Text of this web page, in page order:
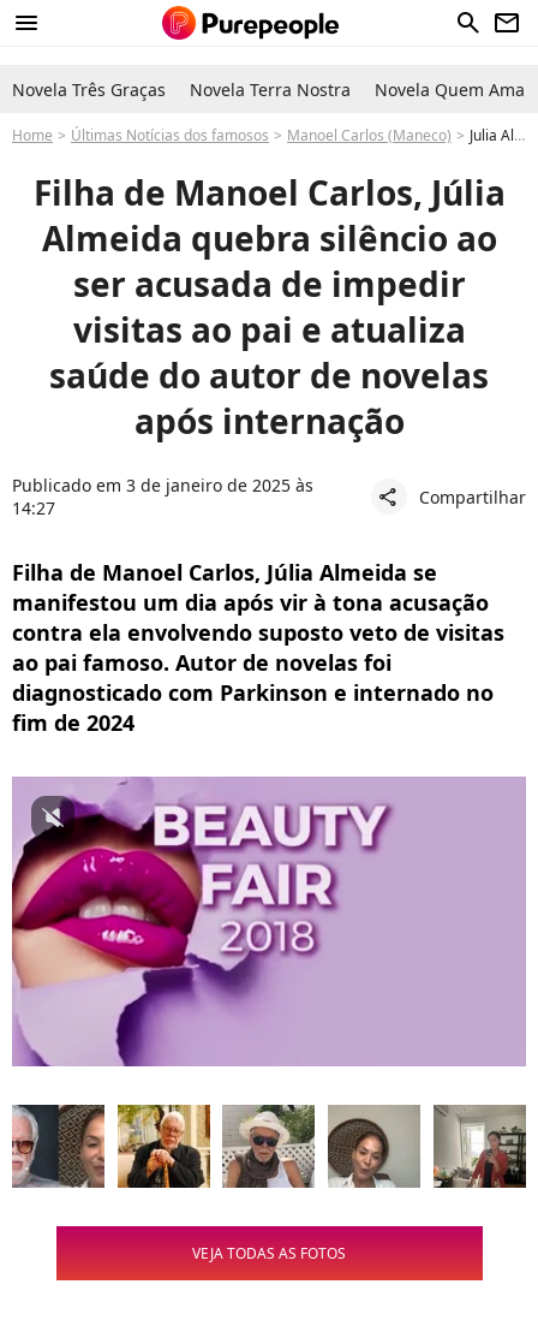
menu search newsletter
Novela Três Graças Novela Terra Nostra Novela Quem Ama
Home Últimas Notícias dos famosos Manoel Carlos (Maneco) Julia Almeida, filha famosa de Manoel Carlos, reage após rumor de impedir visitas ao pai: 'Ele pediu...'
Filha de Manoel Carlos, Júlia
Almeida quebra silêncio ao
ser acusada de impedir
visitas ao pai e atualiza
saúde do autor de novelas
após internação
Publicado em 3 de janeiro de 2025 às
14:27
share Compartilhar
Filha de Manoel Carlos, Júlia Almeida se
manifestou um dia após vir à tona acusação
contra ela envolvendo suposto veto de visitas
ao pai famoso. Autor de novelas foi
diagnosticado com Parkinson e internado no
fim de 2024
VEJA TODAS AS FOTOS